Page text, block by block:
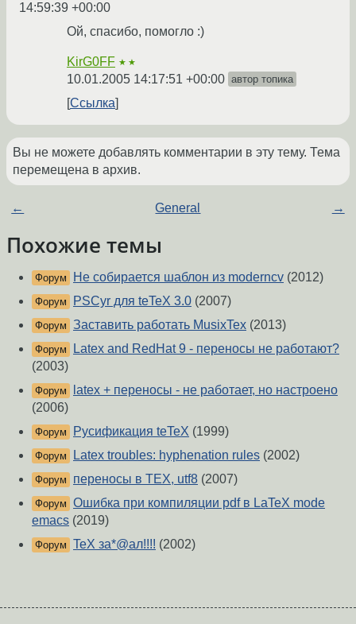
14:59:39 +00:00
Ой, спасибо, помогло :)
KirG0FF ★★
10.01.2005 14:17:51 +00:00 автор топика
Ссылка
Вы не можете добавлять комментарии в эту тему. Тема
перемещена в архив.
← General →
Похожие темы
Форум Не собирается шаблон из moderncv (2012)
Форум PSCyr для teTeX 3.0 (2007)
Форум Заставить работать MusixTex (2013)
Форум
Latex and RedHat 9 - переносы не работают?
(2003)
Форум
latex + переносы - не работает, но настроено
(2006)
Форум Русификация teTeX (1999)
Форум Latex troubles: hyphenation rules (2002)
Форум переносы в TEX, utf8 (2007)
Форум Ошибка при компиляции pdf в LaTeX mode
emacs (2019)
Форум TeX за*@ал!!!! (2002)